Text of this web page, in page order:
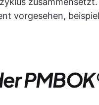
vorgesehen,